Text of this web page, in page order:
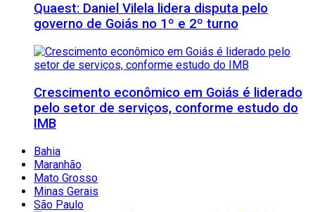
Quaest: Daniel Vilela lidera disputa pelo
governo de Goiás no 1º e 2º turno
Crescimento econômico em Goiás é liderado
pelo setor de serviços, conforme estudo do
IMB
Bahia
Maranhão
Mato Grosso
Minas Gerais
São Paulo